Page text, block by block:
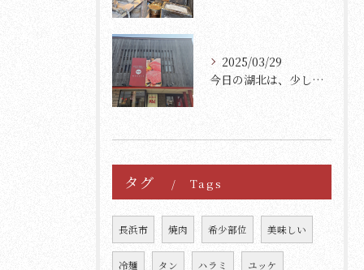
2025/03/29
今日の湖北は、少し肌寒く、さらに一段と寒さを感じる日です。
タグ Tags
長浜市 焼肉 希少部位 美味しい
冷麺 タン ハラミ ユッケ